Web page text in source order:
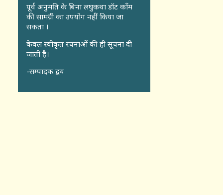
पूर्व अनुमति के बिना लघुकथा डॉट कॉंम
की सामग्री का उपयोग नहीं किया जा
सकता ।
केवल स्वीकृत रचनाओं की ही सूचना दी
जाती है।
-सम्पादक द्वय